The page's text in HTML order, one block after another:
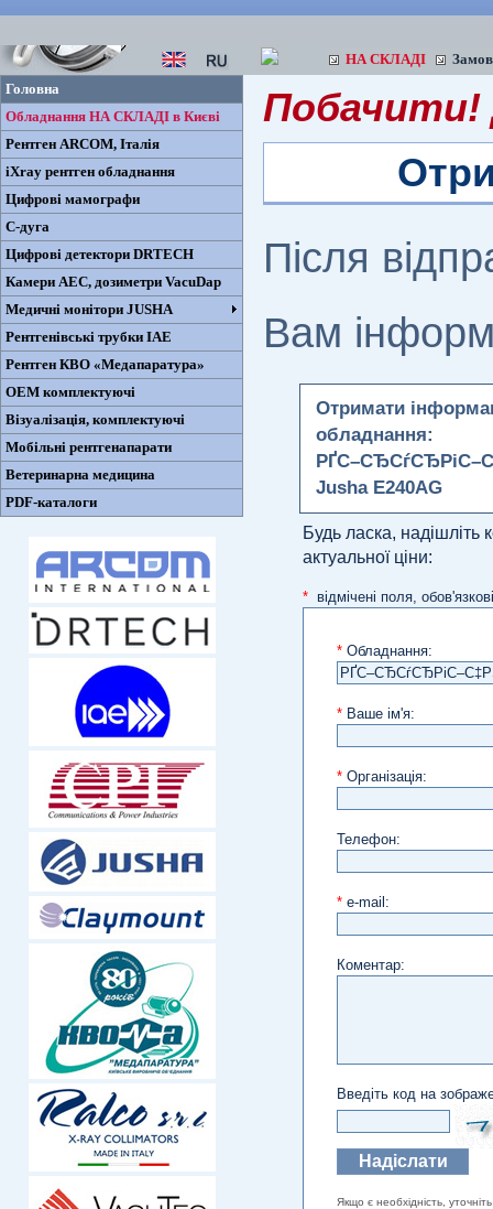
НА СКЛАДІ
Головна
Обладнання НА СКЛАДІ в Києві
Рентген ARCOM, Iталiя
iXray рентген обладнання
Цифрові мамографи
С-дуга
Цифрові детектори DRTECH
Камери AEC, дозиметри VacuDap
Медичні монітори JUSHA
Рентгенівські трубки IAE
Рентген КВО «Медапаратура»
ОЕМ комплектуючі
Візуалізація, комплектуючі
Мобільні рентгенапарати
Ветеринарна медицина
PDF-каталоги
Побачити!
Після
Вам
Отримати
обладнання:
Jusha E240AG
Будь ласка, надішліть
актуальної ціни:
* відмічені поля,
* Обладнання:
* Ваше ім'я:
* Організація:
Телефон:
* e-mail:
Коментар:
Введіть код на
Якщо є необхідність,